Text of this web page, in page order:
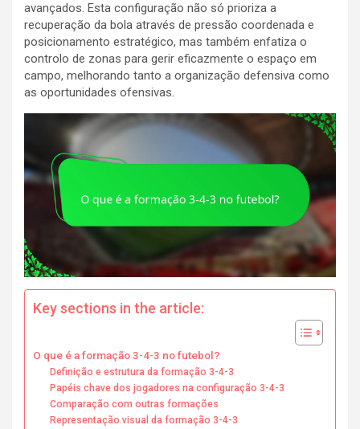
avançados. Esta configuração não só prioriza a
recuperação da bola através de pressão coordenada e
posicionamento estratégico, mas também enfatiza o
controlo de zonas para gerir eficazmente o espaço em
campo, melhorando tanto a organização defensiva como
as oportunidades ofensivas.
Key sections in the article:
O que é a formação 3-4-3 no futebol?
Definição e estrutura da formação 3-4-3
Papéis chave dos jogadores na configuração 3-4-3
Comparação com outras formações
Representação visual da formação 3-4-3